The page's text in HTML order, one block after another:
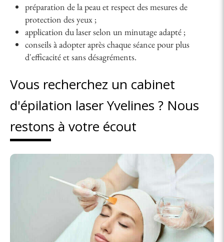
préparation de la peau et respect des mesures de
protection des yeux ;
application du laser selon un minutage adapté ;
conseils à adopter après chaque séance pour plus
d'efficacité et sans désagréments.
Vous recherchez un cabinet
d'épilation laser Yvelines ? Nous
restons à votre écout